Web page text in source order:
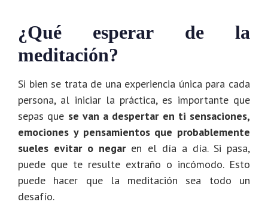
¿Qué esperar de la
meditación?
Si bien se trata de una experiencia única para cada
persona, al iniciar la práctica, es importante que
sepas que se van a despertar en ti sensaciones,
emociones y pensamientos que probablemente
sueles evitar o negaren el día a día. Si pasa,
puede que te resulte extraño o incómodo. Esto
puede hacer que la meditación sea todo un
desafío.